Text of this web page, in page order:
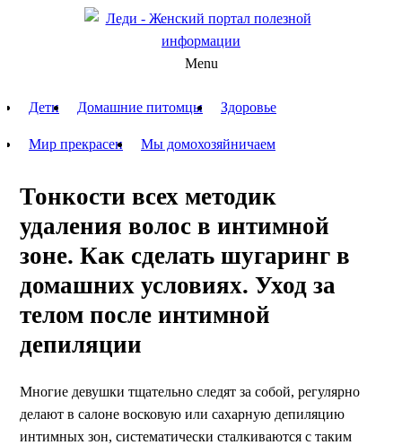
Menu
Дети Домашние питомцы Здоровье
Мир прекрасен Мы домохозяйничаем
Тонкости всех методик
удаления волос в интимной
зоне. Как сделать шугаринг в
домашних условиях. Уход за
телом после интимной
депиляции
Многие девушки тщательно следят за собой, регулярно
делают в салоне восковую или сахарную депиляцию
интимных зон, систематически сталкиваются с таким